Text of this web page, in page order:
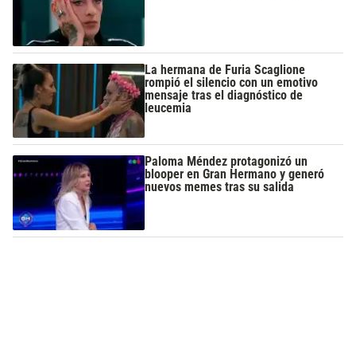
La hermana de Furia Scaglione
rompió el silencio con un emotivo
mensaje tras el diagnóstico de
leucemia
Paloma Méndez protagonizó un
blooper en Gran Hermano y generó
nuevos memes tras su salida